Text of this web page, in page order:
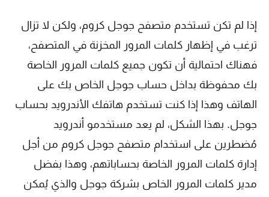
إذا لم تكن تستخدم متصفح جوجل كروم، ولكن لا تزال
ترغب في إظهار كلمات المرور المخزنة في المتصفح،
فهناك احتمالية أن تكون جميع كلمات المرور الخاصة
بك محفوظة بداخل حساب جوجل الخاص بك على
الهاتف وهذا إذا كنت تستخدم هاتفك الأندرويد بحساب
جوجل. بهذا الشكل، لم يعد مستخدمو أندرويد
مُضطرين على استخدام متصفح جوجل كروم من أجل
إدارة كلمات المرور الخاصة بحساباتهم، وهذا بفضل
مدير كلمات المرور الخاص بشركة جوجل والذي يُمكن